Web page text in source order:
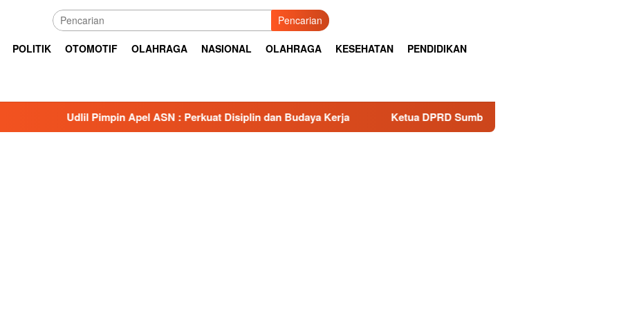
Pencarian
POLITIK OTOMOTIF OLAHRAGA NASIONAL OLAHRAGA KESEHATAN PENDIDIKAN
Udlil Pimpin Apel ASN : Perkuat Disiplin dan Budaya Kerja Ketua DPRD Sumbar Muhidi Hadiri Rapat Paripurna HJK